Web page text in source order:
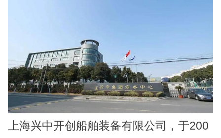
上海兴中开创船舶装备有限公司，于200